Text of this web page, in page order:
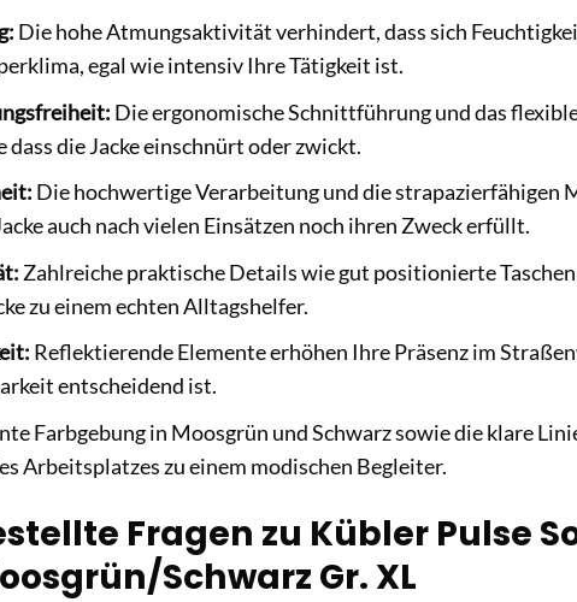
Die hohe Atmungsaktivität verhindert, dass sich
egal wie intensiv Ihre Tätigkeit ist.
Die ergonomische Schnittführung und das
dass die Jacke einschnürt oder zwickt.
Die hochwertige Verarbeitung und die strapazierfähigen
auch nach vielen Einsätzen noch ihren Zweck erfüllt.
Zahlreiche praktische Details wie gut positionierte
zu einem echten Alltagshelfer.
Reflektierende Elemente erhöhen Ihre Präsenz im
entscheidend ist.
Farbgebung in Moosgrün und Schwarz sowie die klare
Arbeitsplatzes zu einem modischen Begleiter.
Fragen zu Kübler Pulse
Schwarz Gr. XL